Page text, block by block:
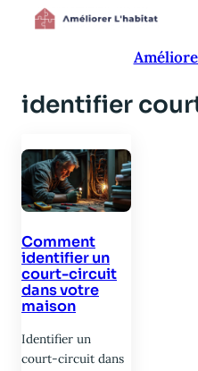
Aller
identifier
Comment
identifier un
court-circuit
dans votre
maison
Identifier un
court-circuit dans